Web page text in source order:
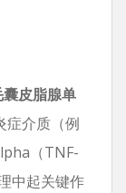
皮脂腺单
症介质（例
（TNF-
中起关键作